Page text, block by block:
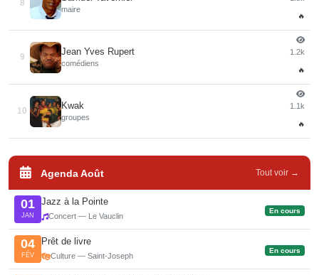
8
maire
🔥
9
Jean Yves Rupert
comédiens
1.2k
🔥
10
Kwak
groupes
1.1k
🔥
Agenda Août Tout voir →
01
JAN
Jazz à la Pointe
Concert — Le Vauclin
En cours
04
FÉV
Prêt de livre
Culture — Saint-Joseph
En cours